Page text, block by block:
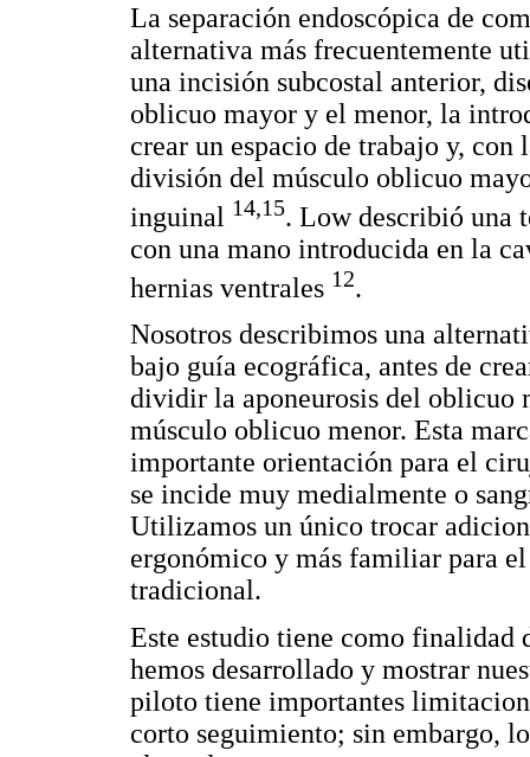
La separación endoscópica de
alternativa más frecuentemente
una incisión subcostal anterior,
oblicuo mayor y el menor, la
crear un espacio de trabajo y, con
división del músculo oblicuo
inguinal 14,15. Low describió una
con una mano introducida en la
hernias ventrales 12.
Nosotros describimos una
bajo guía ecográfica, antes de
dividir la aponeurosis del oblicuo
músculo oblicuo menor. Esta
importante orientación para el
se incide muy medialmente o
Utilizamos un único trocar
ergonómico y más familiar para
tradicional.
Este estudio tiene como
hemos desarrollado y mostrar
piloto tiene importantes
corto seguimiento; sin embargo,